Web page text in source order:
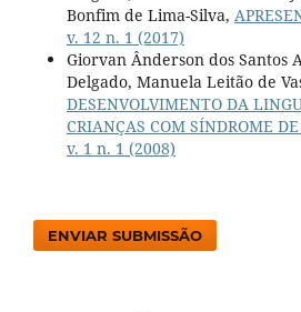
Bonfim de Lima-Silva,
v. 12 n. 1 (2017)
Giorvan Ânderson dos Santos
Delgado, Manuela Leitão de
DESENVOLVIMENTO DA
CRIANÇAS COM SÍNDROME
v. 1 n. 1 (2008)
ENVIAR SUBMISSÃO